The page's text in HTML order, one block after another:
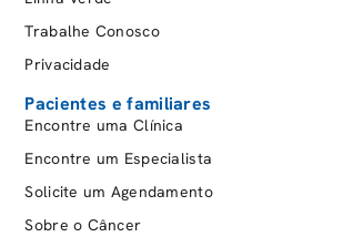
Trabalhe Conosco
Privacidade
Pacientes e familiares
Encontre uma Clínica
Encontre um Especialista
Solicite um Agendamento
Sobre o Câncer